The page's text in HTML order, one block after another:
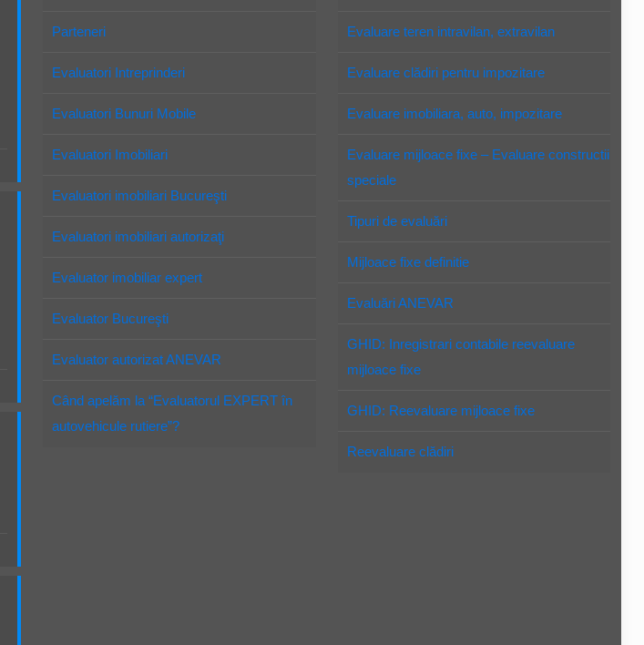
Parteneri
Evaluatori Intreprinderi
Evaluatori Bunuri Mobile
Evaluatori Imobiliari
Evaluatori imobiliari Bucureşti
Evaluatori imobiliari autorizaţi
Evaluator imobiliar expert
Evaluator Bucureşti
Evaluator autorizat ANEVAR
Când apelăm la “Evaluatorul EXPERT în
autovehicule rutiere”?
Evaluare teren intravilan, extravilan
Evaluare clădiri pentru impozitare
Evaluare imobiliara, auto, impozitare
Evaluare mijloace fixe – Evaluare constructii
speciale
Tipuri de evaluări
Mijloace fixe definitie
Evaluări ANEVAR
GHID: Inregistrari contabile reevaluare
mijloace fixe
GHID: Reevaluare mijloace fixe
Reevaluare clădiri